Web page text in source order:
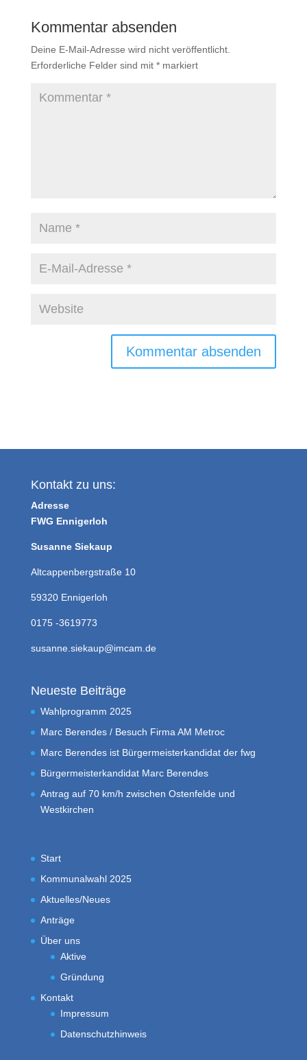
Kommentar absenden
Deine E-Mail-Adresse wird nicht veröffentlicht.
Erforderliche Felder sind mit *markiert
Kontakt zu uns:
Adresse
FWG Ennigerloh
Susanne Siekaup
Altcappenbergstraße 10
59320 Ennigerloh
0175 -3619773
susanne.siekaup@imcam.de
Neueste Beiträge
Wahlprogramm 2025
Marc Berendes / Besuch Firma AM Metroc
Marc Berendes ist Bürgermeisterkandidat der fwg
Bürgermeisterkandidat Marc Berendes
Antrag auf 70 km/h zwischen Ostenfelde und
Westkirchen
Start
Kommunalwahl 2025
Aktuelles/Neues
Anträge
Über uns
Aktive
Gründung
Kontakt
Impressum
Datenschutzhinweis